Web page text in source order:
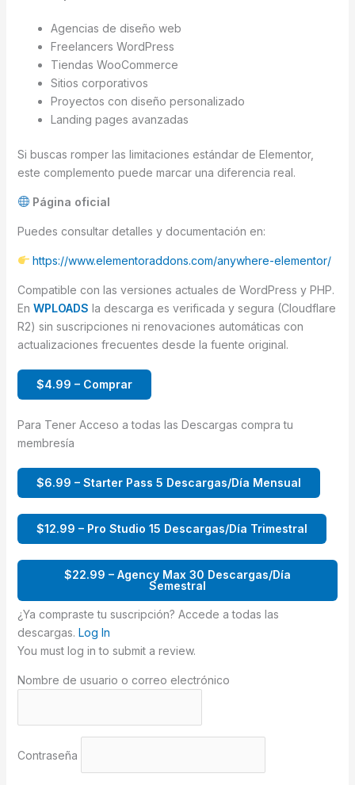
Agencias de diseño web
Freelancers WordPress
Tiendas WooCommerce
Sitios corporativos
Proyectos con diseño personalizado
Landing pages avanzadas
Si buscas romper las limitaciones estándar de Elementor,
este complemento puede marcar una diferencia real.
Página oficial
Puedes consultar detalles y documentación en:
https://www.elementoraddons.com/anywhere-elementor/
Compatible con las versiones actuales de WordPress y PHP.
En WPLOADS la descarga es verificada y segura (Cloudflare
R2) sin suscripciones ni renovaciones automáticas con
actualizaciones frecuentes desde la fuente original.
$4.99 – Comprar
Para Tener Acceso a todas las Descargas compra tu
membresía
$6.99 – Starter Pass 5 Descargas/Día Mensual
$12.99 – Pro Studio 15 Descargas/Día Trimestral
$22.99 – Agency Max 30 Descargas/Día
Semestral
¿Ya compraste tu suscripción? Accede a todas las
descargas. Log In
You must log in to submit a review.
Nombre de usuario o correo electrónico
Contraseña